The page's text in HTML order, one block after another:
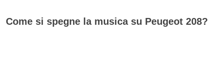
Come si spegne la musica su Peugeot 208?